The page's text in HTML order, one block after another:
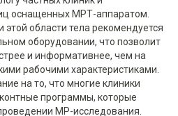
оснащенных МРТ-аппаратом.
этой области тела рекомендуется
оборудовании, что позволит
и информативнее, чем на
рабочими характеристиками.
на то, что многие клиники
программы, которые
МР-исследования.